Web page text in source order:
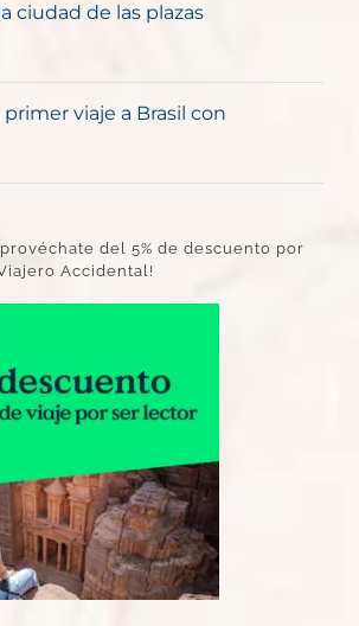
ciudad de las plazas
viaje a Brasil con
del 5% de descuento por
Accidental!